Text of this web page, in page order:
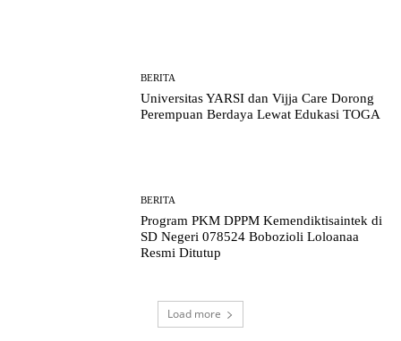
BERITA
Universitas YARSI dan Vijja Care Dorong
Perempuan Berdaya Lewat Edukasi TOGA
BERITA
Program PKM DPPM Kemendiktisaintek di
SD Negeri 078524 Bobozioli Loloanaa
Resmi Ditutup
Load more